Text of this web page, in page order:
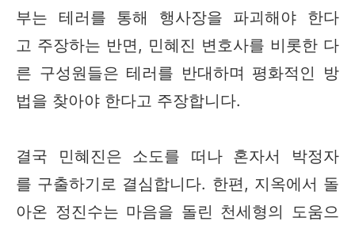
부는 테러를 통해 행사장을 파괴해야 한다
고 주장하는 반면, 민혜진 변호사를 비롯한 다
른 구성원들은 테러를 반대하며 평화적인 방
법을 찾아야 한다고 주장합니다.
결국 민혜진은 소도를 떠나 혼자서 박정자
를 구출하기로 결심합니다. 한편, 지옥에서 돌
아온 정진수는 마음을 돌린 천세형의 도움으